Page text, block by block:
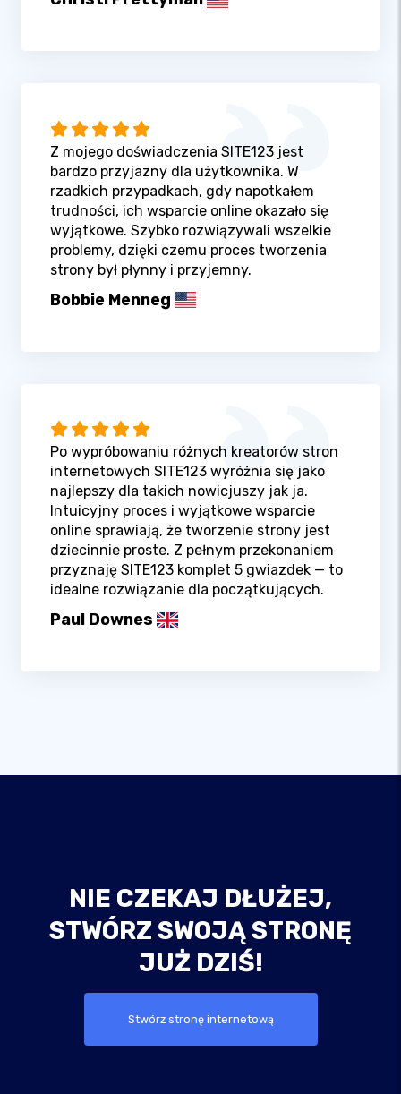
Z mojego doświadczenia SITE123 jest
bardzo przyjazny dla użytkownika. W
rzadkich przypadkach, gdy napotkałem
trudności, ich wsparcie online okazało się
wyjątkowe. Szybko rozwiązywali wszelkie
problemy, dzięki czemu proces tworzenia
strony był płynny i przyjemny.
Bobbie Menneg
Po wypróbowaniu różnych kreatorów stron
internetowych SITE123 wyróżnia się jako
najlepszy dla takich nowicjuszy jak ja.
Intuicyjny proces i wyjątkowe wsparcie
online sprawiają, że tworzenie strony jest
dziecinnie proste. Z pełnym przekonaniem
przyznaję SITE123 komplet 5 gwiazdek — to
idealne rozwiązanie dla początkujących.
Paul Downes
NIE CZEKAJ DŁUŻEJ,
STWÓRZ SWOJĄ STRONĘ
JUŻ DZIŚ!
Stwórz stronę internetową